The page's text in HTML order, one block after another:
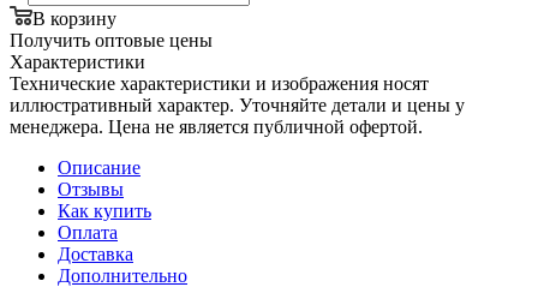
В корзину
Получить оптовые цены
Характеристики
Технические характеристики и изображения носят
иллюстративный характер. Уточняйте детали и цены у
менеджера. Цена не является публичной офертой.
Описание
Отзывы
Как купить
Оплата
Доставка
Дополнительно